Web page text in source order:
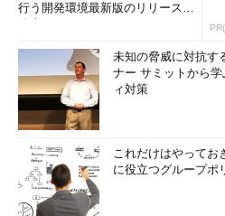
行う開発環境最新版のリリースを
未知の脅威に対抗
ナー サミットから
ィ対策
これだけはやってお
に役立つグループポ